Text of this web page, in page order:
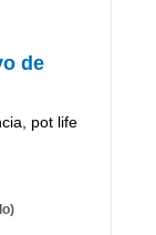
de
pot life